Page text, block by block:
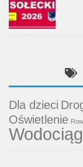
Dla dzieci
Oświetlenie